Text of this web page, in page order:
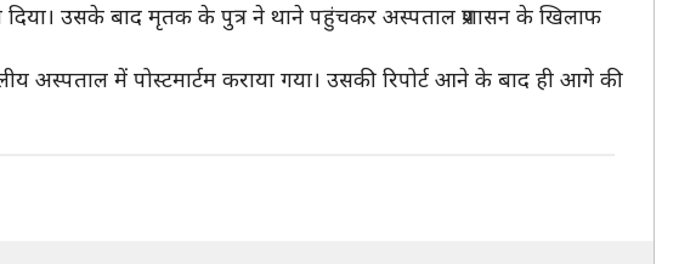
दिया। उसके बाद मृतक के पुत्र ने थाने पहुंचकर अस्पताल प्रशासन के खिलाफ
अस्पताल में पोस्टमार्टम कराया गया। उसकी रिपोर्ट आने के बाद ही आगे की